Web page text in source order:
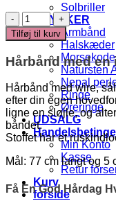
Solbriller
SMYKKER
Armbånd
Halskæder
Natursten
Nepal
Ringe
Øreringe
UDSALG
Min Konto
Kasse
Retur
Kurv
forside
Vigga
-
Hårbånd
Med
Wire
antal
Tilføj til kurv
Hårbånd med
Hårbånd med wire,
efter din egen
ligne en sløjle, og
båndet.
Stoffet har et
Mål: 77 cm langt og 5
Få En God Hårdag